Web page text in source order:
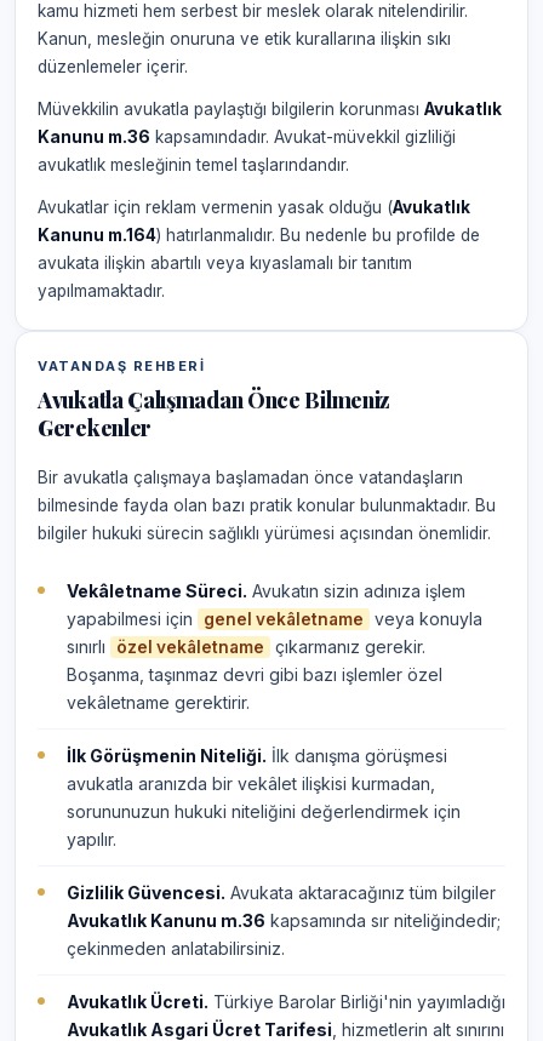
kamu hizmeti hem serbest bir meslek olarak nitelendirilir.
Kanun, mesleğin onuruna ve etik kurallarına ilişkin sıkı
düzenlemeler içerir.
Müvekkilin avukatla paylaştığı bilgilerin korunması Avukatlık
Kanunu m.36 kapsamındadır. Avukat-müvekkil gizliliği
avukatlık mesleğinin temel taşlarındandır.
Avukatlar için reklam vermenin yasak olduğu (Avukatlık
Kanunu m.164) hatırlanmalıdır. Bu nedenle bu profilde de
avukata ilişkin abartılı veya kıyaslamalı bir tanıtım
yapılmamaktadır.
VATANDAŞ REHBERI
Avukatla Çalışmadan Önce Bilmeniz
Gerekenler
Bir avukatla çalışmaya başlamadan önce vatandaşların
bilmesinde fayda olan bazı pratik konular bulunmaktadır. Bu
bilgiler hukuki sürecin sağlıklı yürümesi açısından önemlidir.
Vekâletname Süreci. Avukatın sizin adınıza işlem
yapabilmesi için
genel vekâletname
veya konuyla
sınırlı
özel vekâletname
çıkarmanız gerekir.
Boşanma, taşınmaz devri gibi bazı işlemler özel
vekâletname gerektirir.
İlk Görüşmenin Niteliği. İlk danışma görüşmesi
avukatla aranızda bir vekâlet ilişkisi kurmadan,
sorununuzun hukuki niteliğini değerlendirmek için
yapılır.
Gizlilik Güvencesi. Avukata aktaracağınız tüm bilgiler
Avukatlık Kanunu m.36 kapsamında sır niteliğindedir;
çekinmeden anlatabilirsiniz.
Avukatlık Ücreti. Türkiye Barolar Birliği'nin yayımladığı
Avukatlık Asgari Ücret Tarifesi , hizmetlerin alt sınırını